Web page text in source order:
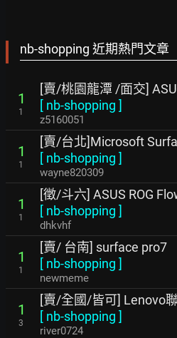
nb-shopping 近期熱門文章
1
1
[賣/桃園龍潭 /面交]
[ nb-shopping ]
z5160051
1
1
[賣/台北]Microsoft
[ nb-shopping ]
wayne820309
1
1
[徵/斗六] ASUS ROG
[ nb-shopping ]
dhkvhf
1
1
[賣/ 台南] surface pro7
[ nb-shopping ]
newmeme
1
3
[賣/全國/皆可] Lenovo
[ nb-shopping ]
river0724